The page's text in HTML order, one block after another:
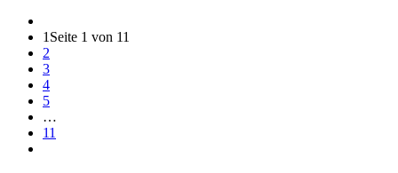
1 Seite 1 von 11
2
3
4
5
…
11